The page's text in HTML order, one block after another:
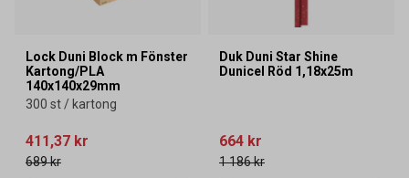
Lock Duni Block m Fönster
Kartong/PLA
140x140x29mm
300 st / kartong
411,37 kr
689 kr
Duk Duni Star Shine
Dunicel Röd 1,18x25m
664 kr
1 186 kr